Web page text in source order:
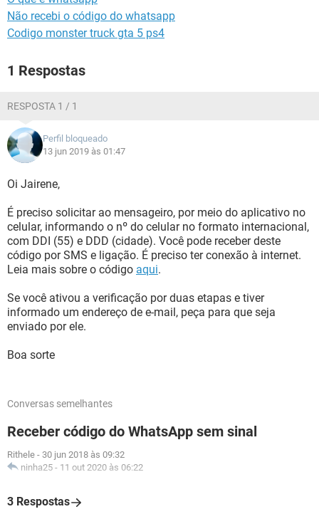
Não recebi o código do whatsapp
Codigo monster truck gta 5 ps4
1 Respostas
RESPOSTA 1 / 1
Perfil bloqueado
13 jun 2019 às 01:47
Oi Jairene,
É preciso solicitar ao mensageiro, por meio do aplicativo no
celular, informando o nº do celular no formato internacional,
com DDI (55) e DDD (cidade). Você pode receber deste
código por SMS e ligação. É preciso ter conexão à internet.
Leia mais sobre o código aqui.
Se você ativou a verificação por duas etapas e tiver
informado um endereço de e-mail, peça para que seja
enviado por ele.
Boa sorte
Conversas semelhantes
Receber código do WhatsApp sem sinal
Rithele - 30 jun 2018 às 09:32
ninha25 - 11 out 2020 às 06:22
3 Respostas